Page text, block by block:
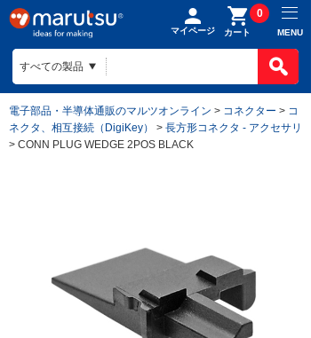
マイページ カート
0
MENU
電子部品・半導体通販のマルツオンライン > コネクター > コ
ネクタ、相互接続（DigiKey）
> 長方形コネクタ - アクセサリ
> CONN PLUG WEDGE 2POS BLACK